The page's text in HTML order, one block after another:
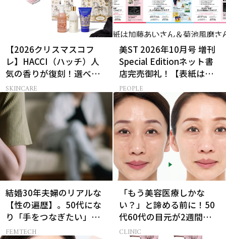
【2026クリスマスコフ
レ】HACCI（ハッチ）人
気の香りが復刻！選べる
コフレが楽しい♡
SKINCARE
美ST 2026年10月号 増刊
Special Editionネット書
店完売御礼！【表紙は加
藤あいさん＆菊池風磨さ
ん】
PEOPLE
結婚30年夫婦のリアルな
【性の遍歴】。50代にな
り「手をつなぎたい」と
願う理由とは
FEMTECH
「もう美容医療しかな
い？」と諦める前に！50
代60代の目元が2週間で変
化した神レチノール
CLINIC